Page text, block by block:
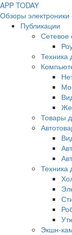
APP TODAY
Обзоры электроники
Публикации
Сетевое
Техника
Товары
Техника
Экшн-